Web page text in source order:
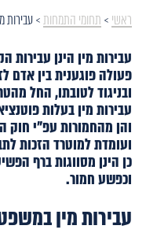
ראשי > תחומי התמחות>עבירות
עבירות מין הינן
פעולה פוגענית בין אדם
ובניגוד לטובתו, החל
עבירות מין בעלות
והן מהחמורות עפ"י חוק
ועומדת למוטרד הזכות
כן הינן מסווגות ברף
וכפשע חמור.
עבירות מין